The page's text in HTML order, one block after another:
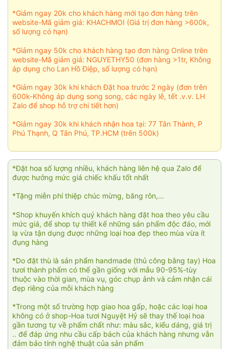
*Giảm ngay 20k cho khách hàng mới tạo đơn hàng trên
website-Mã giảm giá: KHACHMOI (Giá trị đơn hàng >600k,
số lượng có hạn)
*Giảm ngay 50k cho khách hàng tạo đơn hàng Online trên
website-Mã giảm giá: NGUYETHY50 (đơn hàng >1tr, Không
áp dụng cho Lan Hồ Điệp, số lượng có hạn)
*Giảm ngay 30k khi khách Đặt hoa trước 2 ngày (đơn trên
600k-Không áp dụng song song, các ngày lễ, tết .v.v. LH
Zalo để shop hỗ trợ chi tiết hơn)
*Giảm ngay 30k khi khách nhận hoa tại: 77 Tân Thành, P
Phú Thạnh, Q Tân Phú, TP.HCM (trên 500k)
*Đặt hoa số lượng nhiều, khách hàng liên hệ qua Zalo để
được hưởng mức giá chiếc khấu tốt nhất
*Tặng miễn phí thiệp chúc mừng, băng rôn,...
*Shop khuyến khích quý khách hàng đặt hoa theo yêu cầu
mức giá, để shop tự thiết kế những sản phẩm độc đáo, mới
lạ vừa tận dụng được những loại hoa đẹp theo mùa vừa ít
đụng hàng
*Do đặt thù là sản phẩm handmade (thủ công bằng tay) Hoa
tươi thành phẩm có thể gần giống với mẫu 90-95%-tùy
thuộc vào thời gian, mùa vụ, góc chụp ảnh và cảm nhận cái
đẹp riêng của mỗi khách hàng
*Trong một số trường hợp giao hoa gấp, hoặc các loại hoa
không có ở shop-Hoa tươi Nguyệt Hỷ sẽ thay thế loại hoa
gần tương tự về phẩm chất như: màu sắc, kiểu dáng, giá trị
.. để đáp ứng nhu cầu cấp bách của khách hàng nhưng vẫn
đảm bảo tính nghệ thuật của sản phẩm